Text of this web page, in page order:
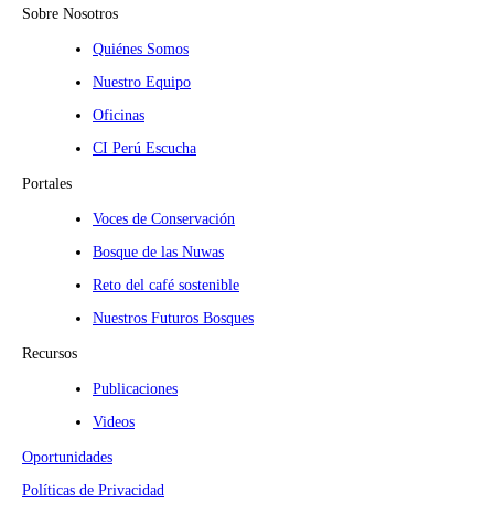
Sobre Nosotros
Quiénes Somos
Nuestro Equipo
Oficinas
CI Perú Escucha
Portales
Voces de Conservación
Bosque de las Nuwas
Reto del café sostenible
Nuestros Futuros Bosques
Recursos
Publicaciones
Videos
Oportunidades
Políticas de Privacidad